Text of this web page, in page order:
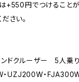
+550円でつけること
さい。
ドクルーザー 5人乗り
・UZJ200W・